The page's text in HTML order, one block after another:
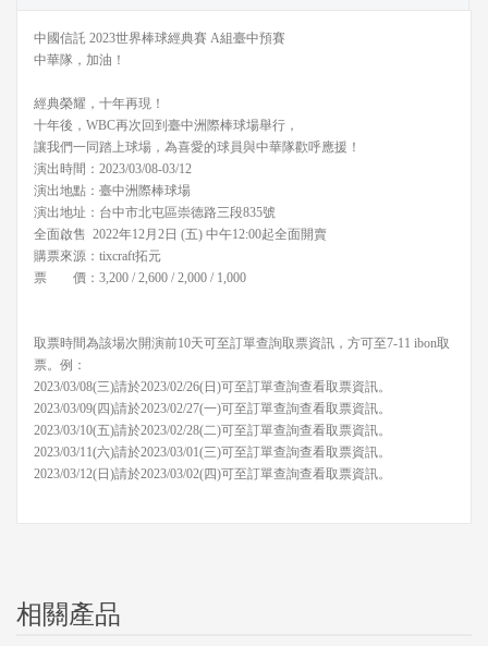
中國信託 2023世界棒球經典賽 A組臺中預賽
中華隊，加油！
經典榮耀，十年再現！
十年後，WBC再次回到臺中洲際棒球場舉行，
讓我們一同踏上球場，為喜愛的球員與中華隊歡呼應援！
演出時間：2023/03/08-03/12
演出地點：臺中洲際棒球場
演出地址：台中市北屯區崇德路三段835號
全面啟售 2022年12月2日 (五) 中午12:00起全面開賣
購票來源：tixcraft拓元
票 價：3,200 / 2,600 / 2,000 / 1,000
取票時間為該場次開演前10天可至訂單查詢取票資訊，方可至7-11 ibon取
票。例：
2023/03/08(三)請於2023/02/26(日)可至訂單查詢查看取票資訊。
2023/03/09(四)請於2023/02/27(一)可至訂單查詢查看取票資訊。
2023/03/10(五)請於2023/02/28(二)可至訂單查詢查看取票資訊。
2023/03/11(六)請於2023/03/01(三)可至訂單查詢查看取票資訊。
2023/03/12(日)請於2023/03/02(四)可至訂單查詢查看取票資訊。
相關產品